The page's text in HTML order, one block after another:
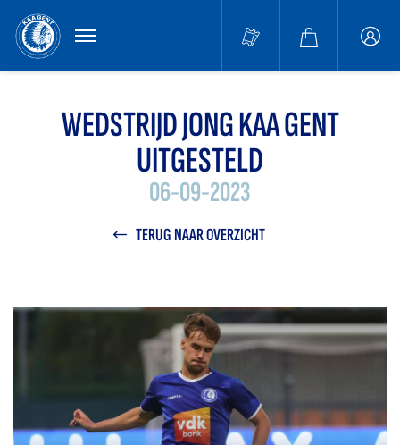
MENU
WEDSTRIJD JONG KAA GENT
UITGESTELD
06-09-2023
TERUG NAAR OVERZICHT